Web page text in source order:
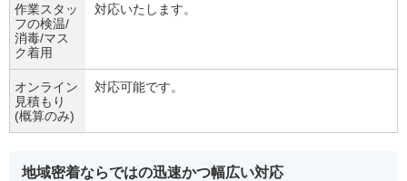
作業スタッ
フの検温/
消毒/マス
ク着用
対応いたします。
オンライン
見積もり
(概算のみ)
対応可能です。
地域密着ならではの迅速かつ幅広い対応